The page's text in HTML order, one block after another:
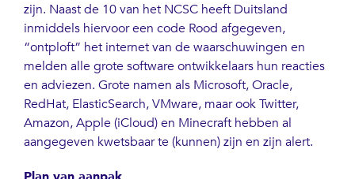
zijn. Naast de 10 van het NCSC heeft Duitsland
inmiddels hiervoor een code Rood afgegeven,
“ontploft” het internet van de waarschuwingen en
melden alle grote software ontwikkelaars hun reacties
en adviezen. Grote namen als Microsoft, Oracle,
RedHat, ElasticSearch, VMware, maar ook Twitter,
Amazon, Apple (iCloud) en Minecraft hebben al
aangegeven kwetsbaar te (kunnen) zijn en zijn alert.